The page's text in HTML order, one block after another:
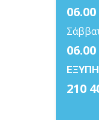
210